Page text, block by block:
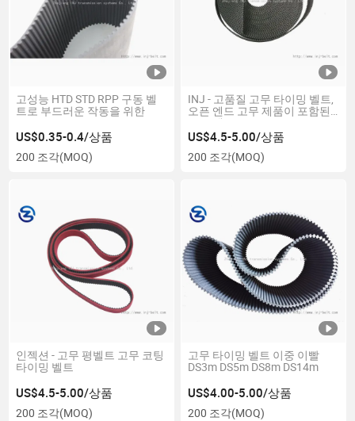
고성능 HTD STD RPP 구동 벨
트로 부드러운 작동을 위한
US$0.35-0.4/상품
200 조각(MOQ)
INJ - 고품질 고무 타이밍 벨트,
오픈 엔드 고무 제품이 포함된
고무 벨트
US$4.5-5.00/상품
200 조각(MOQ)
인젝션 - 고무 평벨트 고무 코팅
타이밍 벨트
US$4.5-5.00/상품
200 조각(MOQ)
고무 타이밍 벨트 이중 이빨
DS3m DS5m DS8m DS14m
US$4.00-5.00/상품
200 조각(MOQ)